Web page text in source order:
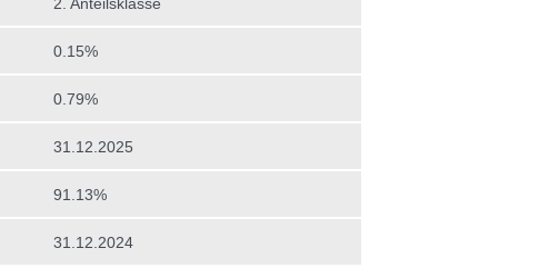
0.15%
0.79%
31.12.2025
91.13%
31.12.2024